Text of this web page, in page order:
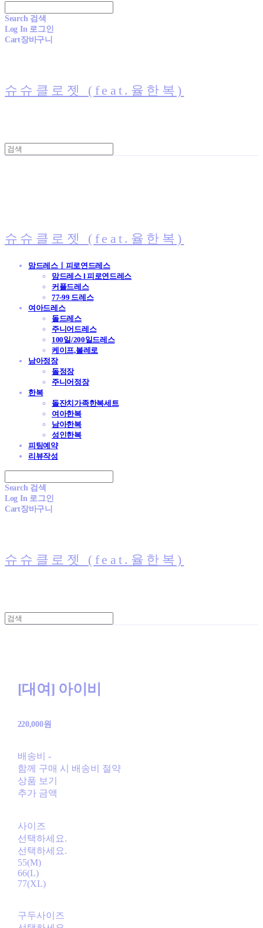
Search 검색
Log In 로그인
Cart장바구니
슈슈클로젯 (feat.율한복)
슈슈클로젯 (feat.율한복)
맘드레스ㅣ피로연드레스
맘드레스 l 피로연드레스
커플드레스
77-99 드레스
여아드레스
돌드레스
주니어드레스
100일/200일드레스
케이프,볼레로
남아정장
돌정장
주니어정장
한복
돌잔치가족한복세트
여아한복
남아한복
성인한복
피팅예약
리뷰작성
Search 검색
Log In 로그인
Cart장바구니
슈슈클로젯 (feat.율한복)
[대여] 아이비
220,000원
배송비 -
함께 구매 시 배송비 절약
상품 보기
추가 금액
사이즈
선택하세요.
선택하세요.
55(M)
66(L)
77(XL)
구두사이즈